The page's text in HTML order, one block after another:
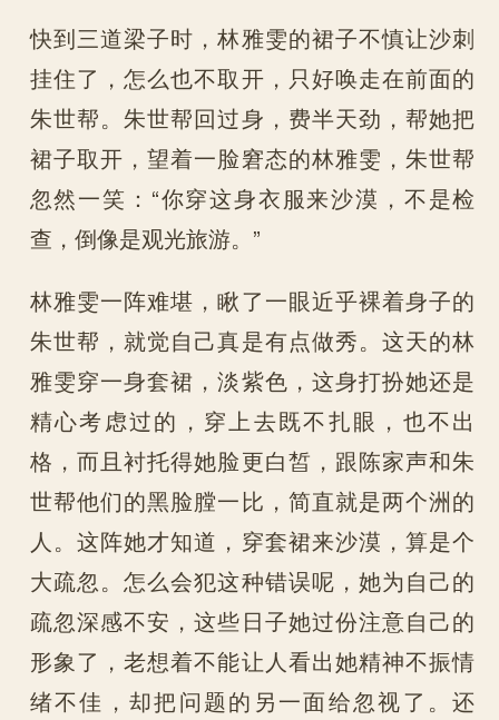
快到三道梁子时，林雅雯的裙子不慎让沙刺
挂住了，怎么也不取开，只好唤走在前面的
朱世帮。朱世帮回过身，费半天劲，帮她把
裙子取开，望着一脸窘态的林雅雯，朱世帮
忽然一笑：“你穿这身衣服来沙漠，不是检
查，倒像是观光旅游。”
林雅雯一阵难堪，瞅了一眼近乎裸着身子的
朱世帮，就觉自己真是有点做秀。这天的林
雅雯穿一身套裙，淡紫色，这身打扮她还是
精心考虑过的，穿上去既不扎眼，也不出
格，而且衬托得她脸更白皙，跟陈家声和朱
世帮他们的黑脸膛一比，简直就是两个洲的
人。这阵她才知道，穿套裙来沙漠，算是个
大疏忽。怎么会犯这种错误呢，她为自己的
疏忽深感不安，这些日子她过份注意自己的
形象了，老想着不能让人看出她精神不振情
绪不佳，却把问题的另一面给忽视了。还